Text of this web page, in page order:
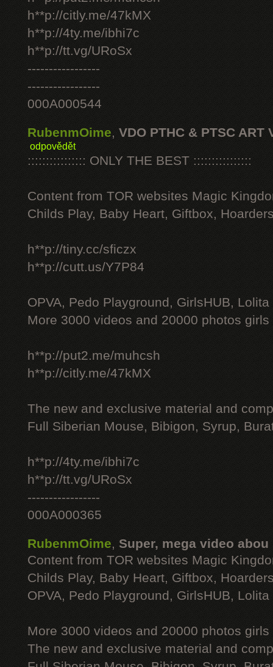
h**p://citly.me/47kMX
h**p://4ty.me/ibhi7c
h**p://tt.vg/URoSx
-----------------
-----------------
000A000544
RubenmOime, VDO PTHC & PTSC ART
odpovědět
:::::::::::::::: ONLY THE BEST ::::::::::::::::
Content from TOR websites Magic
Childs Play, Baby Heart, Giftbox,
h**p://tiny.cc/sficzx
h**p://cutt.us/Y7P84
OPVA, Pedo Playground, GirlsHUB, Lolita
More 3000 videos and 20000 photos
h**p://put2.me/muhcsh
h**p://citly.me/47kMX
The new and exclusive material and
Full Siberian Mouse, Bibigon, Syrup,
h**p://4ty.me/ibhi7c
h**p://tt.vg/URoSx
-----------------
000A000365
RubenmOime, Super, mega video abou
Content from TOR websites Magic
Childs Play, Baby Heart, Giftbox,
OPVA, Pedo Playground, GirlsHUB, Lolita
More 3000 videos and 20000 photos
The new and exclusive material and